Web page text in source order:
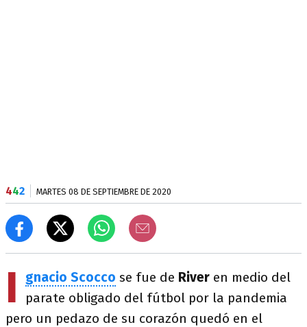
442 MARTES 08 DE SEPTIEMBRE DE 2020
I gnacio Scocco se fue de River en medio del
parate obligado del fútbol por la pandemia
pero un pedazo de su corazón quedó en el